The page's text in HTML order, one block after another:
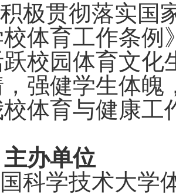
极贯彻落实国
校体育工作条
校园体育文化
强健学生体魄
体育与健康工
办单位
科学技术大学